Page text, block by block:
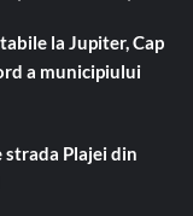
la Jupiter, Cap
a municipiului
Plajei din